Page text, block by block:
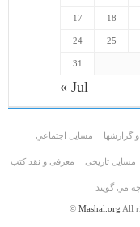
17 18
24 25
31
« Jul
و گزارشها مسايل اجتماعي
مسایل تاریخی معرفی و نقد کتب
مي گويند
© Mashal.org All